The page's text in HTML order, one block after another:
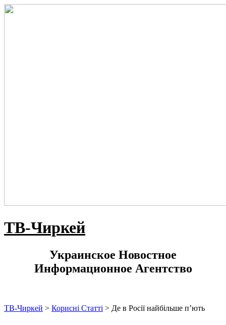
ТВ-Чиркей
Украинское Новостное
Информационное Агентство
ТВ-Чиркей > Корисні Статті > Де в Росії найбільше п’ють